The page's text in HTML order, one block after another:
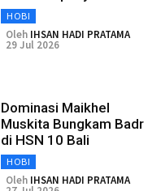
HOBI
Oleh IHSAN HADI PRATAMA
29 Jul 2026
Dominasi Maikhel
Muskita Bungkam Badr
di HSN 10 Bali
HOBI
Oleh IHSAN HADI PRATAMA